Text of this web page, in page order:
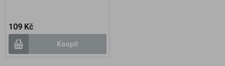
109 Kč
Koupit